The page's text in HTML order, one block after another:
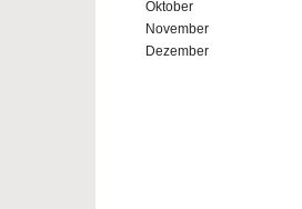
Oktober
November
Dezember